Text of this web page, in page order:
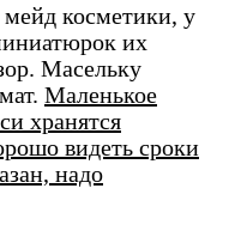
мейд косметики, у
их
Масельку
Маленькое
хранятся
видеть сроки
надо